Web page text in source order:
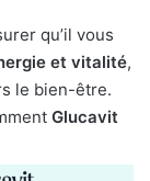
qu’il vous
et vitalité,
le bien-être.
Glucavit